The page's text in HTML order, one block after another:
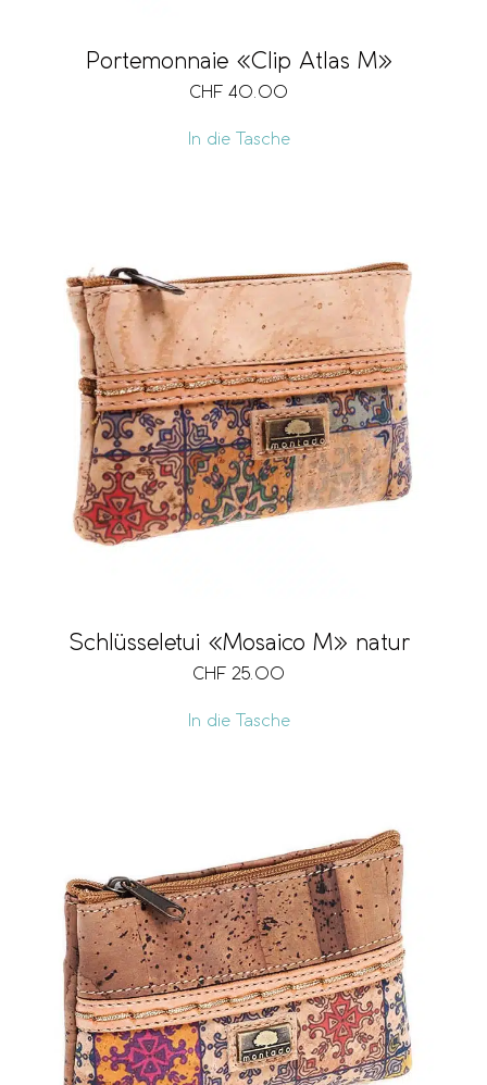
Portemonnaie «Clip Atlas M»
CHF 40.00
In die Tasche
Schlüsseletui «Mosaico M» natur
CHF 25.00
In die Tasche